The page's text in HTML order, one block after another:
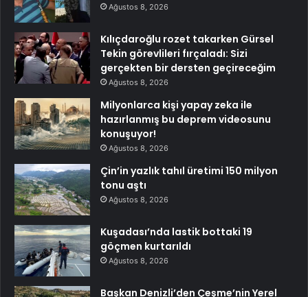
Ağustos 8, 2026
Kılıçdaroğlu rozet takarken Gürsel
Tekin görevlileri fırçaladı: Sizi
gerçekten bir dersten geçireceğim
Ağustos 8, 2026
Milyonlarca kişi yapay zeka ile
hazırlanmış bu deprem videosunu
konuşuyor!
Ağustos 8, 2026
Çin’in yazlık tahıl üretimi 150 milyon
tonu aştı
Ağustos 8, 2026
Kuşadası’nda lastik bottaki 19
göçmen kurtarıldı
Ağustos 8, 2026
Başkan Denizli’den Çeşme’nin Yerel